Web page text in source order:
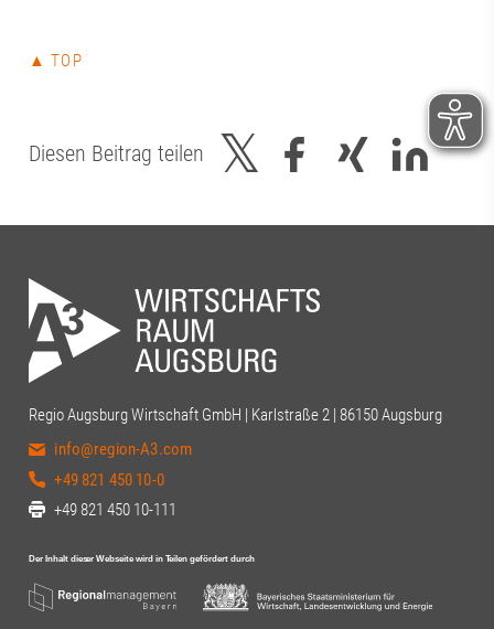
▲ TOP
Diesen Beitrag teilen
Regio Augsburg Wirtschaft GmbH | Karlstraße 2 | 86150 Augsburg
info@region-A3.com
+49 821 450 10-0
+49 821 450 10-111